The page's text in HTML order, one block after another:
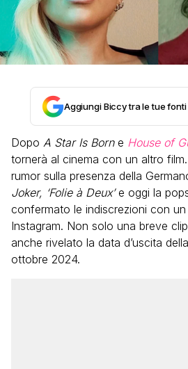
Aggiungi Biccy tra le tue
Dopo A Star Is Borne House of
tornerà al cinema con un altro
rumor sulla presenza della
Joker, ‘Folie à Deux’e oggi la
confermato le indiscrezioni con
Instagram. Non solo una breve
anche rivelato la data d’uscita
ottobre 2024.